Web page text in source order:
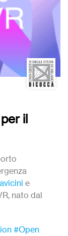
il
e
nato dal
#Open